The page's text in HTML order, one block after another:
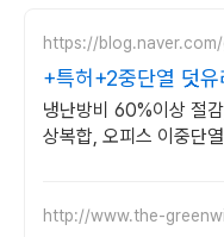
https://
+특허+2중단열 덧
오피스 창호전문
냉난방비 60%이상 절
상복합, 오피스 이중단
http://www.the-